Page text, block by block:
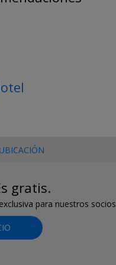
gratis.
para nuestros